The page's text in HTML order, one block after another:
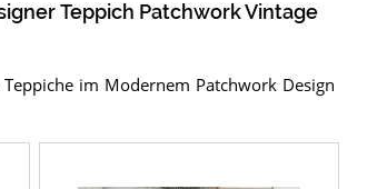
Teppich Patchwork Vintage
im Modernem Patchwork Design